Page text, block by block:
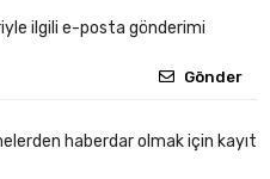
ilgili e-posta gönderimi
Gönder
haberdar olmak için kayıt